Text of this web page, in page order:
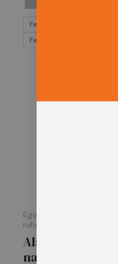
Felirattal
Felirat nélkül
Egyéb kiegészítő
ruházat
Aláöltözet
nadrág